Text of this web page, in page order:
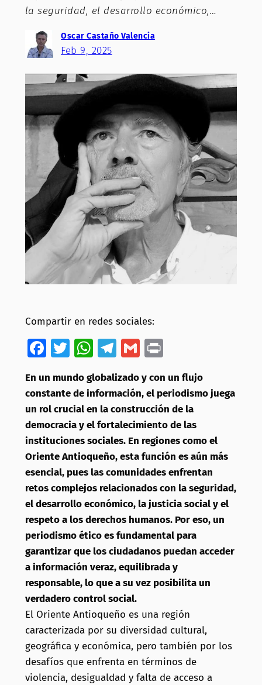
la seguridad, el desarrollo económico,…
Oscar Castaño Valencia
Feb 9, 2025
Compartir en redes sociales:
Facebook
Twitter
WhatsApp
Telegram
Gmail
En un mundo globalizado y con un flujo
constante de información, el periodismo juega
un rol crucial en la construcción de la
democracia y el fortalecimiento de las
instituciones sociales. En regiones como el
Oriente Antioqueño, esta función es aún más
esencial, pues las comunidades enfrentan
retos complejos relacionados con la seguridad,
el desarrollo económico, la justicia social y el
respeto a los derechos humanos. Por eso, un
periodismo ético es fundamental para
garantizar que los ciudadanos puedan acceder
a información veraz, equilibrada y
responsable, lo que a su vez posibilita un
verdadero control social.
El Oriente Antioqueño es una región
caracterizada por su diversidad cultural,
geográfica y económica, pero también por los
desafíos que enfrenta en términos de
violencia, desigualdad y falta de acceso a